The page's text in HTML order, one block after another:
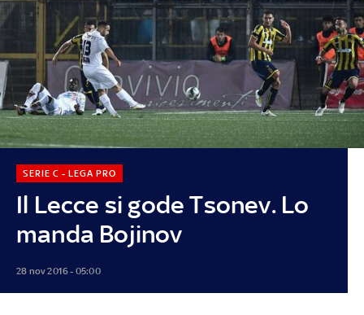
Il Lecce si gode Tsonev. Lo
manda Bojinov
SERIE C - LEGA PRO
28 nov 2016 - 05:00